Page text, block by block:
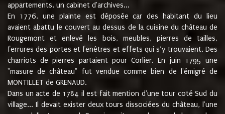
appartements, un cabinet d'archives...
En 1776, une plainte est déposée car des habitant du lieu
avaient abattu le couvert au dessus de la cuisine du château de
Rougemont et enlevé les bois, meubles, pierres de tailles,
ferrures des portes et fenêtres et effets qui s’y trouvaient. Des
charriots de pierres partaient pour Corlier. En juin 1795 une
"masure de château" fut vendue comme bien de l'émigré de
MONTILLET de GRENAUD.
Dans un acte de 1784 il est fait mention d'une tour coté Sud du
village... Il devait exister deux tours dissociées du château, l'une